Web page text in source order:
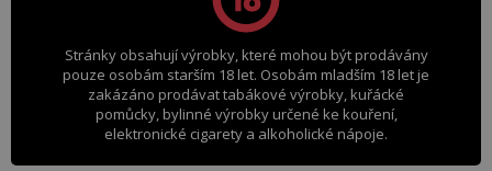
Stránky obsahují výrobky, které mohou být prodávány
pouze osobám starším 18 let. Osobám mladším 18 let je
zakázáno prodávat tabákové výrobky, kuřácké
pomůcky, bylinné výrobky určené ke kouření,
elektronické cigarety a alkoholické nápoje.